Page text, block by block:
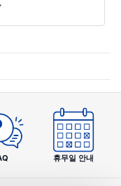
인한 치아 시림 통
하고 싶은 분께 적합
휴무일 안내